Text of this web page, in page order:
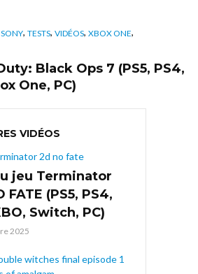
SONY, TESTS, VIDÉOS, XBOX ONE,
Black Ops 7 (PS5, PS4,
One, PC)
VIDÉOS
jeu Terminator
FATE (PS5, PS4,
Switch, PC)
2025